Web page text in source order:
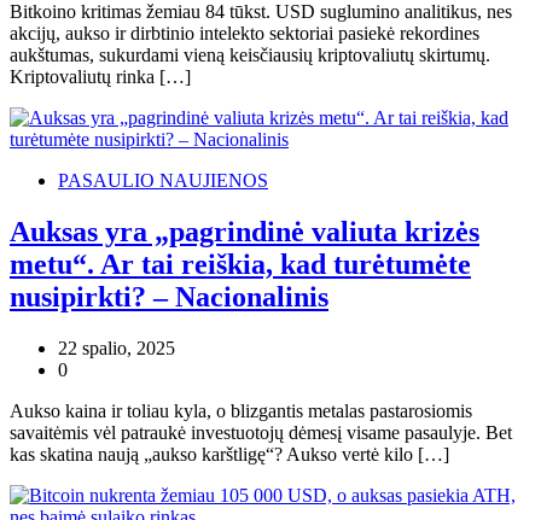
Bitkoino kritimas žemiau 84 tūkst. USD suglumino analitikus, nes
akcijų, aukso ir dirbtinio intelekto sektoriai pasiekė rekordines
aukštumas, sukurdami vieną keisčiausių kriptovaliutų skirtumų.
Kriptovaliutų rinka […]
PASAULIO NAUJIENOS
Auksas yra „pagrindinė valiuta krizės
metu“. Ar tai reiškia, kad turėtumėte
nusipirkti? – Nacionalinis
22 spalio, 2025
0
Aukso kaina ir toliau kyla, o blizgantis metalas pastarosiomis
savaitėmis vėl patraukė investuotojų dėmesį visame pasaulyje. Bet
kas skatina naują „aukso karštligę“? Aukso vertė kilo […]